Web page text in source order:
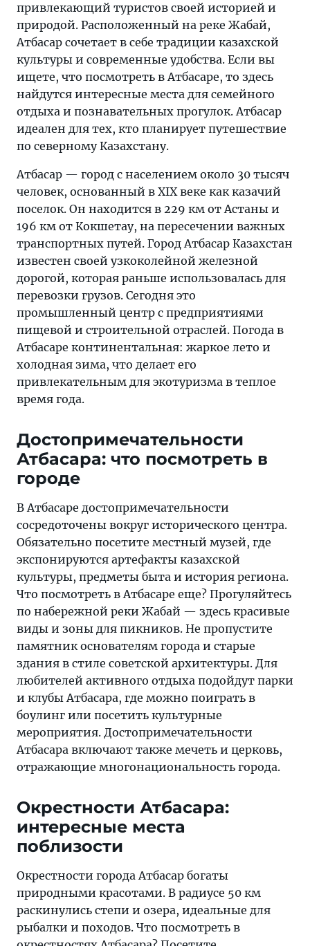
привлекающий туристов своей историей и
природой. Расположенный на реке Жабай,
Атбасар сочетает в себе традиции казахской
культуры и современные удобства. Если вы
ищете, что посмотреть в Атбасаре, то здесь
найдутся интересные места для семейного
отдыха и познавательных прогулок. Атбасар
идеален для тех, кто планирует путешествие
по северному Казахстану.
Атбасар — город с населением около 30 тысяч
человек, основанный в XIX веке как казачий
поселок. Он находится в 229 км от Астаны и
196 км от Кокшетау, на пересечении важных
транспортных путей. Город Атбасар Казахстан
известен своей узкоколейной железной
дорогой, которая раньше использовалась для
перевозки грузов. Сегодня это
промышленный центр с предприятиями
пищевой и строительной отраслей. Погода в
Атбасаре континентальная: жаркое лето и
холодная зима, что делает его
привлекательным для экотуризма в теплое
время года.
Достопримечательности
Атбасара: что посмотреть в
городе
В Атбасаре достопримечательности
сосредоточены вокруг исторического центра.
Обязательно посетите местный музей, где
экспонируются артефакты казахской
культуры, предметы быта и история региона.
Что посмотреть в Атбасаре еще? Прогуляйтесь
по набережной реки Жабай — здесь красивые
виды и зоны для пикников. Не пропустите
памятник основателям города и старые
здания в стиле советской архитектуры. Для
любителей активного отдыха подойдут парки
и клубы Атбасара, где можно поиграть в
боулинг или посетить культурные
мероприятия. Достопримечательности
Атбасара включают также мечеть и церковь,
отражающие многонациональность города.
Окрестности Атбасара:
интересные места
поблизости
Окрестности города Атбасар богаты
природными красотами. В радиусе 50 км
раскинулись степи и озера, идеальные для
рыбалки и походов. Что посмотреть в